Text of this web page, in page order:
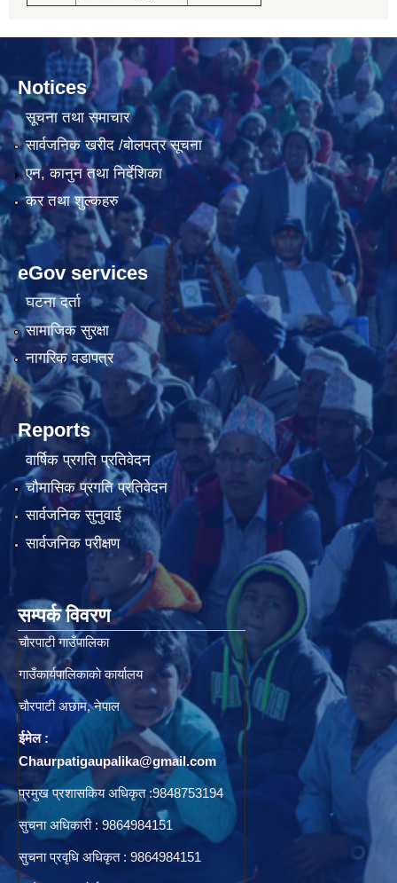
Notices
सूचना तथा समाचार
सार्वजनिक खरीद /बोलपत्र सूचना
एन, कानुन तथा निर्देशिका
कर तथा शुल्कहरु
eGov services
घटना दर्ता
सामाजिक सुरक्षा
नागरिक वडापत्र
Reports
वार्षिक प्रगति प्रतिवेदन
चौमासिक प्रगति प्रतिवेदन
सार्वजनिक सुनुवाई
सार्वजनिक परीक्षण
सम्पर्क विवरण
चाैरपाटी गाउँपालिका
गाउँकार्यपालिकाकाे कार्यालय
चाैरपाटी अछाम, नेपाल
ईमेल :
Chaurpatigaupalika@gmail.com
प्रमुख प्रशासकिय अधिकृत :9848753194
सुचना अधिकारी : 9864984151
सुचना प्रवृधि अधिकृत : 9864984151